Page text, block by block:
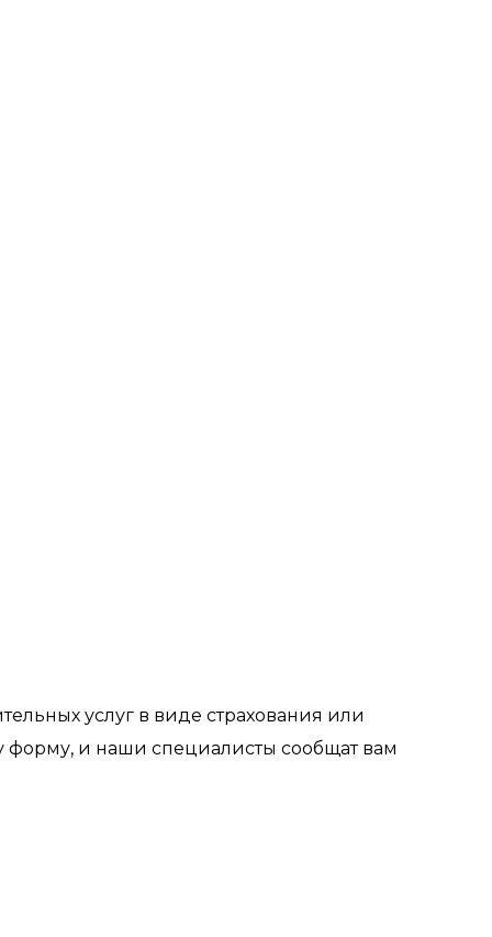
услуг в виде страхования или
форму, и наши специалисты сообщат вам